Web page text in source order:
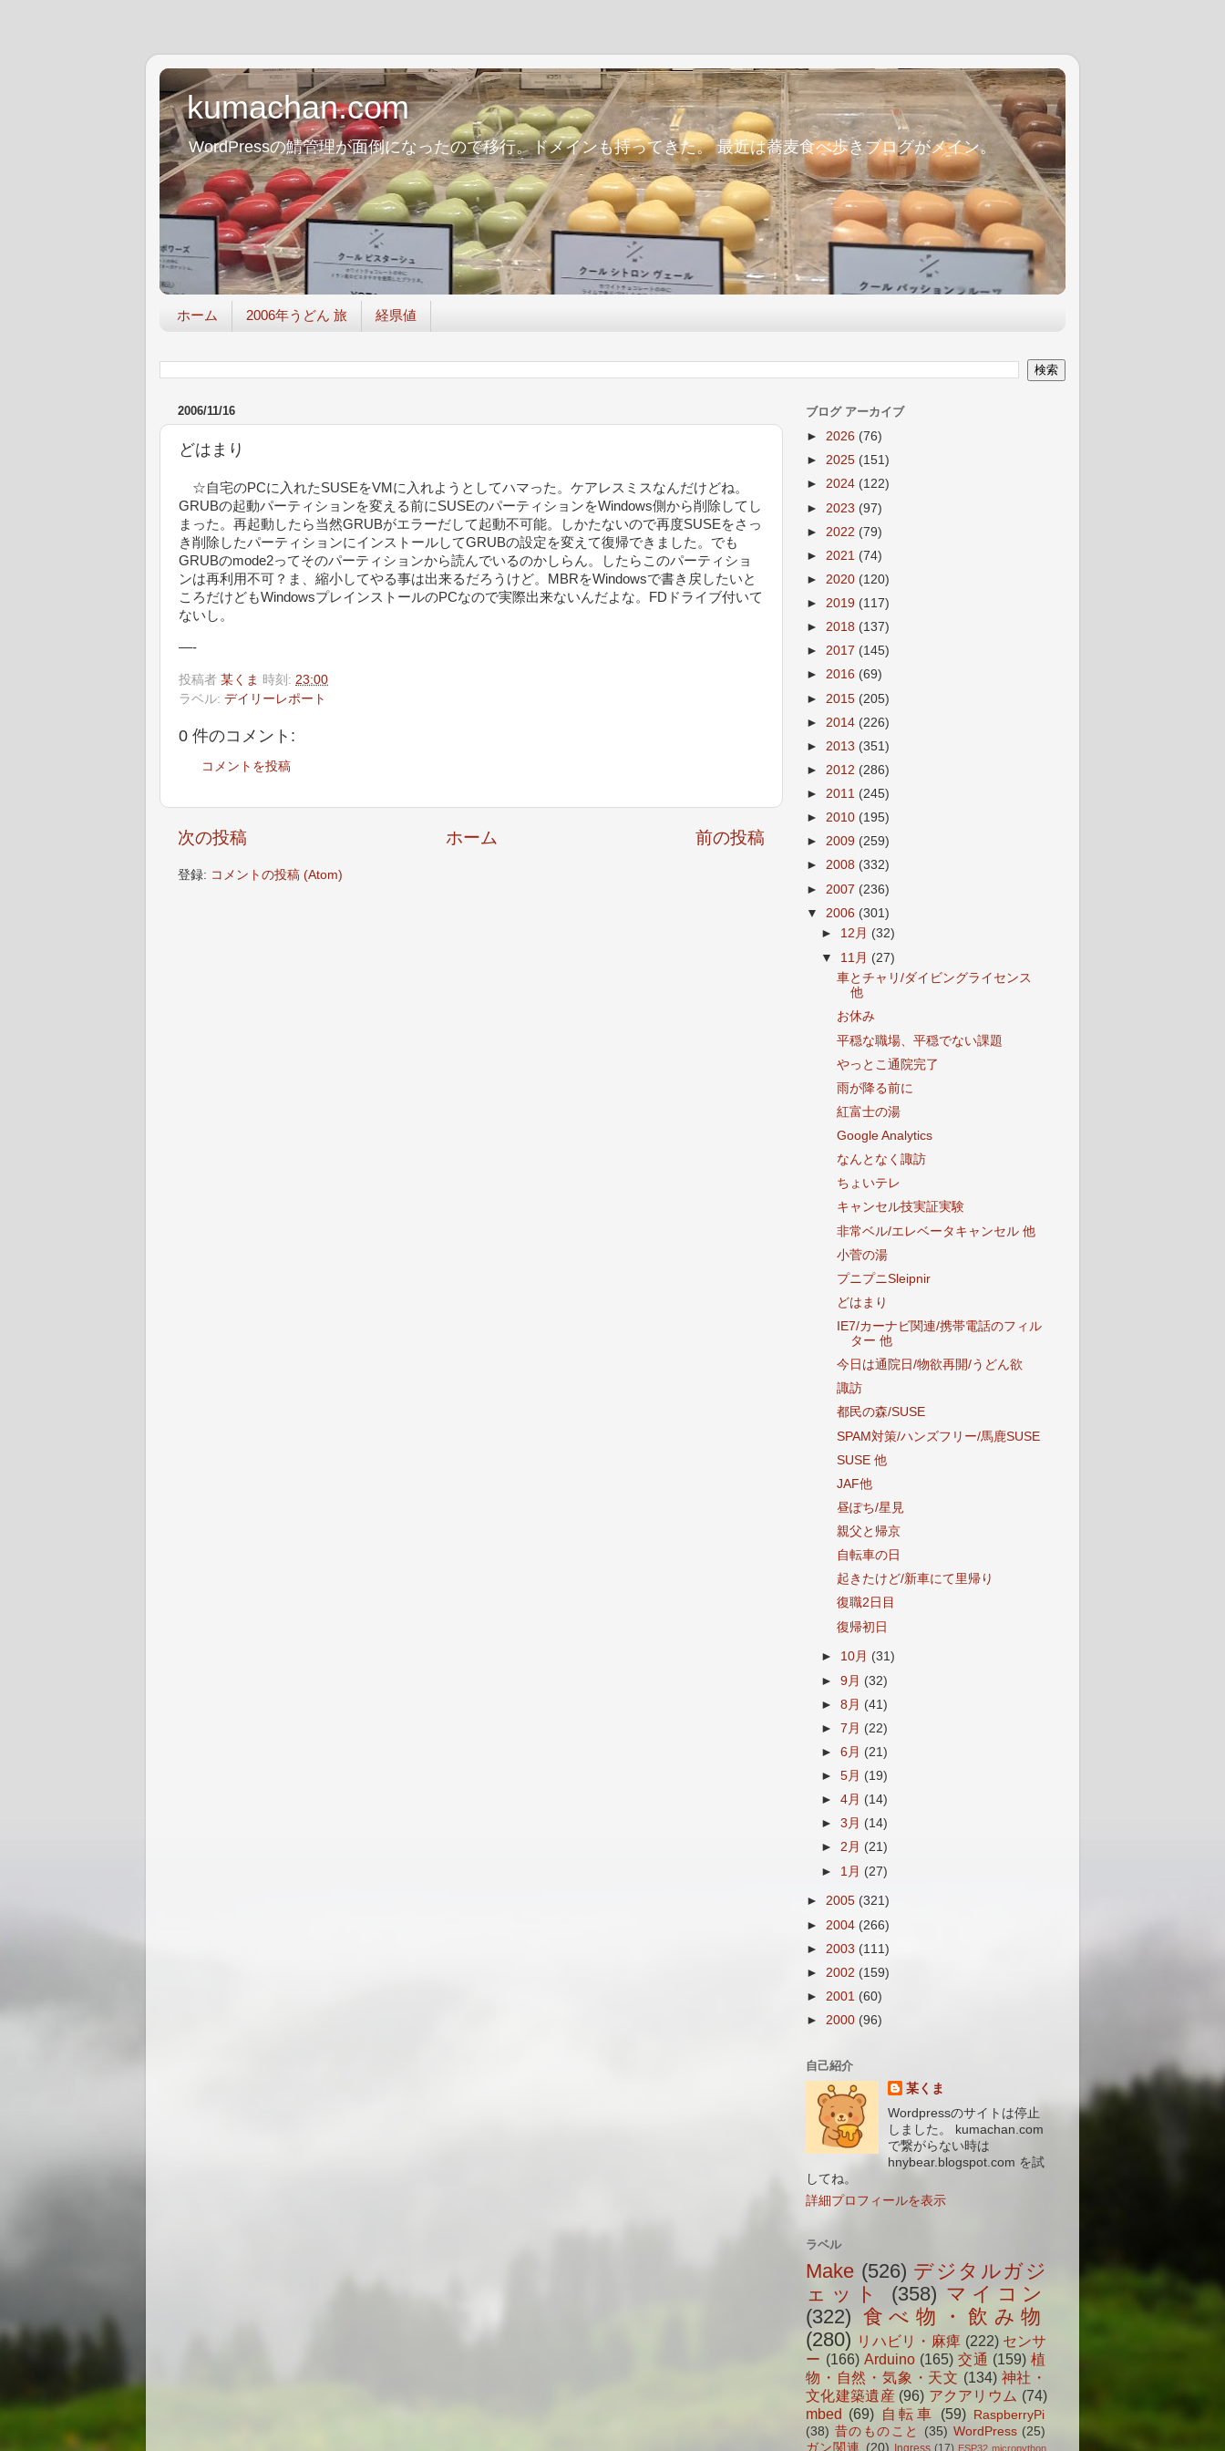
kumachan.com
WordPressの鯖管理が面倒になったので移行。ドメインも持ってきた。 最近は蕎麦食べ歩きブログがメイン。
ホーム 2006年うどん 旅 経県値
2006/11/16
どはまり
☆自宅のPCに入れたSUSEをVMに入れようとしてハマった。ケアレスミスなんだけどね。
GRUBの起動パーティションを変える前にSUSEのパーティションをWindows側から削除してし
まった。再起動したら当然GRUBがエラーだして起動不可能。しかたないので再度SUSEをさっ
き削除したパーティションにインストールしてGRUBの設定を変えて復帰できました。でも
GRUBのmode2ってそのパーティションから読んでいるのかしらん。したらこのパーティショ
ンは再利用不可？ま、縮小してやる事は出来るだろうけど。MBRをWindowsで書き戻したいと
ころだけどもWindowsプレインストールのPCなので実際出来ないんだよな。FDドライブ付いて
ないし。
—-
投稿者 某くま 時刻: 23:00
ラベル: デイリーレポート
0 件のコメント:
コメントを投稿
次の投稿 前の投稿
ホーム
登録: コメントの投稿 (Atom)
ブログ アーカイブ
► 2026 (76)
► 2025 (151)
► 2024 (122)
► 2023 (97)
► 2022 (79)
► 2021 (74)
► 2020 (120)
► 2019 (117)
► 2018 (137)
► 2017 (145)
► 2016 (69)
► 2015 (205)
► 2014 (226)
► 2013 (351)
► 2012 (286)
► 2011 (245)
► 2010 (195)
► 2009 (259)
► 2008 (332)
► 2007 (236)
▼ 2006 (301)
► 12月 (32)
▼ 11月 (27)
車とチャリ/ダイビングライセンス
他
お休み
平穏な職場、平穏でない課題
やっとこ通院完了
雨が降る前に
紅富士の湯
Google Analytics
なんとなく諏訪
ちょいテレ
キャンセル技実証実験
非常ベル/エレベータキャンセル 他
小菅の湯
プニプニSleipnir
どはまり
IE7/カーナビ関連/携帯電話のフィル
ター 他
今日は通院日/物欲再開/うどん欲
諏訪
都民の森/SUSE
SPAM対策/ハンズフリー/馬鹿SUSE
SUSE 他
JAF他
昼ぽち/星見
親父と帰京
自転車の日
起きたけど/新車にて里帰り
復職2日目
復帰初日
► 10月 (31)
►9月 (32)
►8月 (41)
►7月 (22)
►6月 (21)
►5月 (19)
►4月 (14)
►3月 (14)
►2月 (21)
► 1月 (27)
► 2005 (321)
► 2004 (266)
► 2003 (111)
► 2002 (159)
► 2001 (60)
► 2000 (96)
自己紹介
某くま
Wordpressのサイトは停止
しました。 kumachan.com
で繋がらない時は
hnybear.blogspot.com を試
してね。
詳細プロフィールを表示
ラベル
Make (526) デジタルガジ
ェット
(358) マイコン
(322) 食べ物・飲み物
(280) リハビリ・麻痺 (222) センサ
ー (166) Arduino (165) 交通 (159) 植
物・自然・気象・天文 (134) 神社・
文化建築遺産 (96) アクアリウム (74)
mbed (69) 自転車 (59)
RaspberryPi
(38) 昔のものこと (35) WordPress (25)
ガン関連 (20) Ingress (17) ESP32 micropython